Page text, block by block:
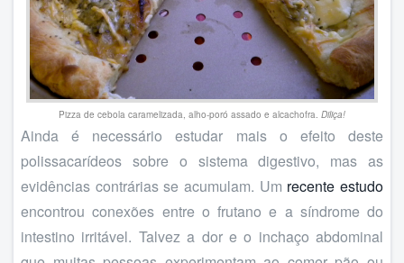
Pizza de cebola caramelizada, alho-poró assado e alcachofra. Diliça!
Ainda é necessário estudar mais o efeito deste
polissacarídeos sobre o sistema digestivo, mas as
evidências contrárias se acumulam. Um recente estudo
encontrou conexões entre o frutano e a síndrome do
intestino irritável. Talvez a dor e o inchaço abdominal